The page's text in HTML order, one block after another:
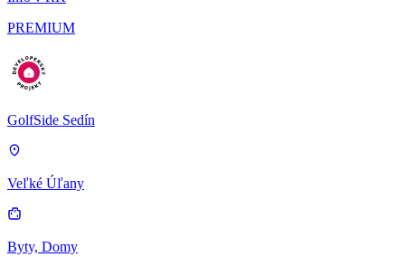
PREMIUM
GolfSide Sedín
Veľké Úľany
Byty, Domy